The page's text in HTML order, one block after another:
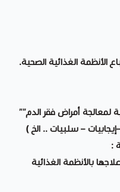
الأنظمة الغذائية الصحية.
لمعالجة أمراض فقر الدم””
– سلبيات .. الخ )
:
بالأنظمة الغذائية